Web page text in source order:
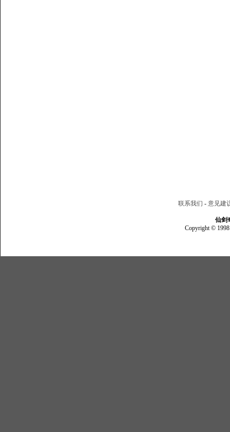
联系我们 - 意见建
仙剑
Copyright © 1998